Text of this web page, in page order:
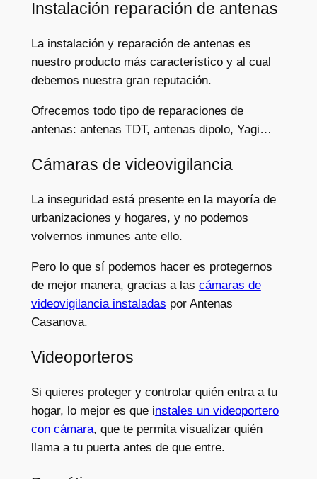
Instalación reparación de antenas
La instalación y reparación de antenas es
nuestro producto más característico y al cual
debemos nuestra gran reputación.
Ofrecemos todo tipo de reparaciones de
antenas: antenas TDT, antenas dipolo, Yagi…
Cámaras de videovigilancia
La inseguridad está presente en la mayoría de
urbanizaciones y hogares, y no podemos
volvernos inmunes ante ello.
Pero lo que sí podemos hacer es protegernos
de mejor manera, gracias a las cámaras de
videovigilancia instaladas por Antenas
Casanova.
Videoporteros
Si quieres proteger y controlar quién entra a tu
hogar, lo mejor es que instales un videoportero
con cámara, que te permita visualizar quién
llama a tu puerta antes de que entre.